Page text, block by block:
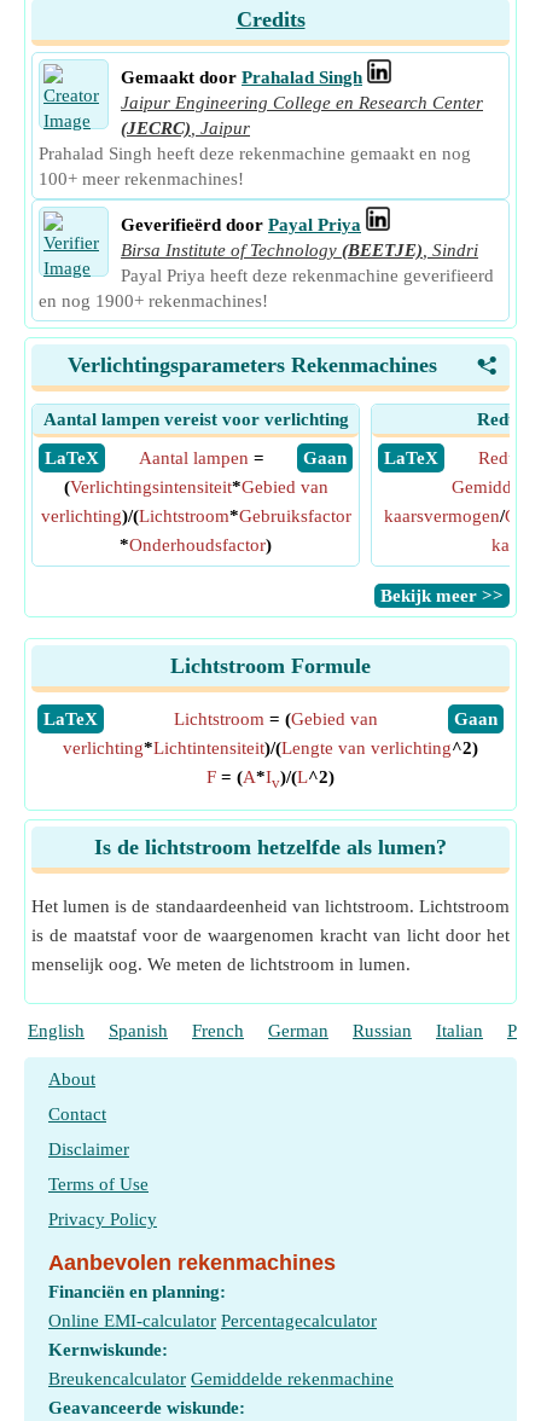
Credits
Gemaakt door Prahalad Singh
Jaipur Engineering College en Research Center
(JECRC) Jaipur
Prahalad Singh heeft deze rekenmachine gemaakt en nog
100+ meer rekenmachines!
Geverifieërd door Payal Priya
Birsa Institute of Technology (BEETJE) Sindri
Payal Priya heeft deze rekenmachine geverifieerd
en nog 1900+ rekenmachines!
<
Verlichtingsparameters Rekenmachines
Aantal lampen vereist voor verlichting
​ LaTeX
​ Gaan
Aantal lampen =
(Verlichtingsintensiteit*Gebied van
verlichting)/(Lichtstroom*Gebruiksfactor
*Onderhoudsfactor)
​ LaTeX
kaarsvermogen/
​Bekijk meer >>
Lichtstroom Formule
​LaTeX ​Gaan
Lichtstroom = (Gebied van
verlichting*Lichtintensiteit)/(Lengte van verlichting^2)
F = (A*Iv)/(L^2)
Is de lichtstroom hetzelfde als lumen?
Het lumen is de standaardeenheid van lichtstroom. Lichtstroom
is de maatstaf voor de waargenomen kracht van licht door het
menselijk oog. We meten de lichtstroom in lumen.
English Spanish French German Russian Italian
About
Contact
Disclaimer
Terms of Use
Privacy Policy
Aanbevolen rekenmachines
Financiën en planning:
Online EMI-calculator Percentagecalculator
Kernwiskunde:
Breukencalculator Gemiddelde rekenmachine
Geavanceerde wiskunde: